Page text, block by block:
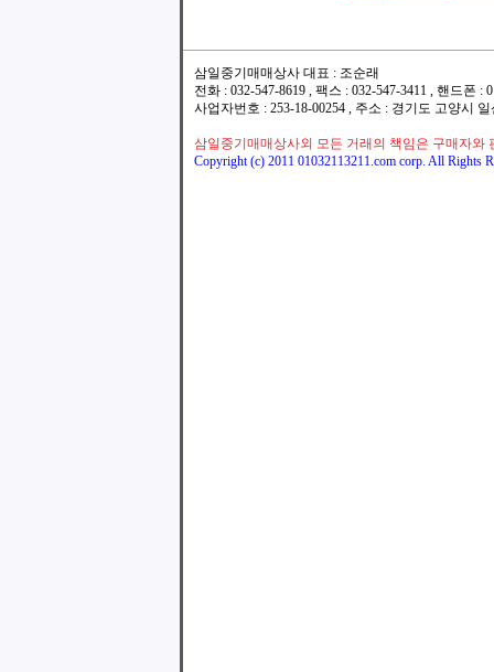
삼일중기매매상사 대표 : 조순래
전화 : 032-547-8619 , 팩스 : 032-547-3411 , 핸드폰
사업자번호 : 253-18-00254 , 주소 : 경기도 고양시
삼일중기매매상사외 모든 거래의 책임은 구매자와
Copyright (c) 2011 01032113211.com corp. All Rights